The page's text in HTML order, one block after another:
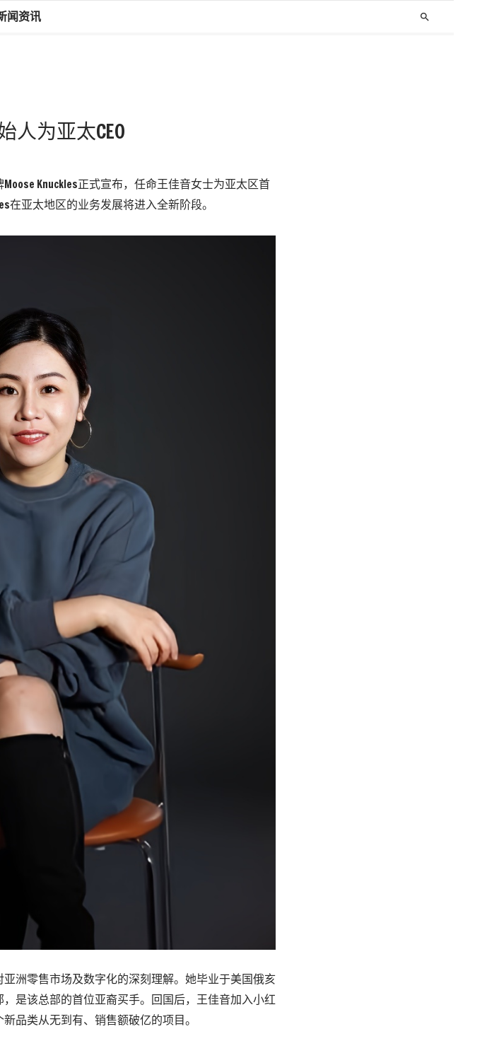
闻资讯 search
人为亚太CEO
Knuckles正式宣布，任命王佳音女士为亚太区首
在亚太地区的业务发展将进入全新阶段。
洲零售市场及数字化的深刻理解。她毕业于美国俄亥
是该总部的首位亚裔买手。回国后，王佳音加入小红
品类从无到有、销售额破亿的项目。